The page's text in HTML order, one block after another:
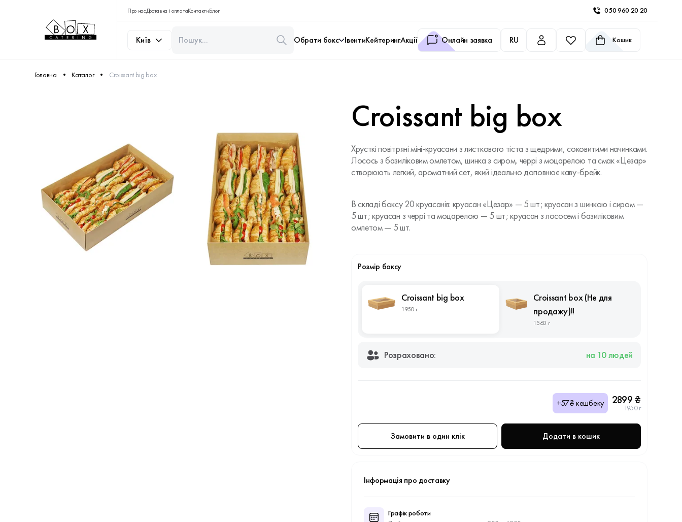
Про насДоставка і оплатаКонтактиБлог 050 960 20 20
Київ Обрати бокс ІвентиКейтерингАкції Онлайн заявка RU Кошик
Головна Каталог Croissant big box
Croissant big box
Хрусткі повітряні міні-круасани з листкового тіста з щедрими, соковитими начинками.
Лосось з базиліковим омлетом, шинка з сиром, черрі з моцарелою та смак «Цезар»
створюють легкий, ароматний сет, який ідеально доповнює каву-брейк.
В складі боксу 20 круасанів: круасан «Цезар» — 5 шт; круасан з шинкою і сиром —
5 шт; круасан з черрі та моцарелою — 5 шт; круасан з лососем і базиліковим
омлетом — 5 шт.
Розмір боксу
Croissant big box
1950 г
Croissant box (Не для
продажу)!!
1560 г
Розраховано: на 10 людей
+57₴ кешбеку 2899 ₴
1950 г
Замовити в один клік Додати в кошик
Інформація про доставку
Графік роботи